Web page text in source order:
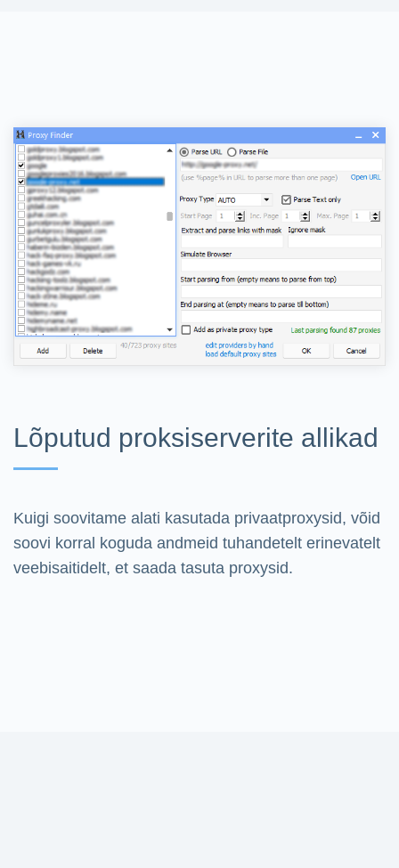
Lõputud proksiserverite allikad
Kuigi soovitame alati kasutada privaatproxysid, võid
soovi korral koguda andmeid tuhandetelt erinevatelt
veebisaitidelt, et saada tasuta proxysid.